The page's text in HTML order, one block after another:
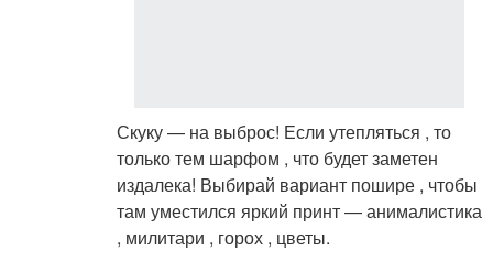
Скуку — на выброс! Если утепляться , то
только тем шарфом , что будет заметен
издалека! Выбирай вариант пошире , чтобы
там уместился яркий принт — анималистика
, милитари , горох , цветы.